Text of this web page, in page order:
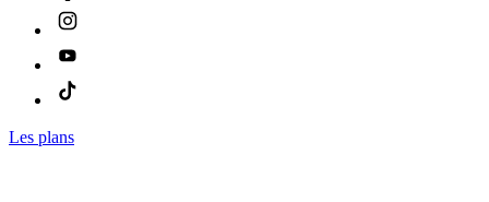
Les plans